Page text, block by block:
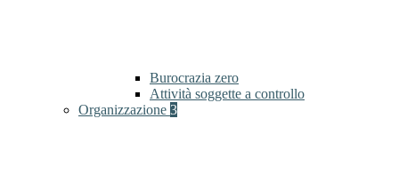
Burocrazia zero
Attività soggette a controllo
Organizzazione 3